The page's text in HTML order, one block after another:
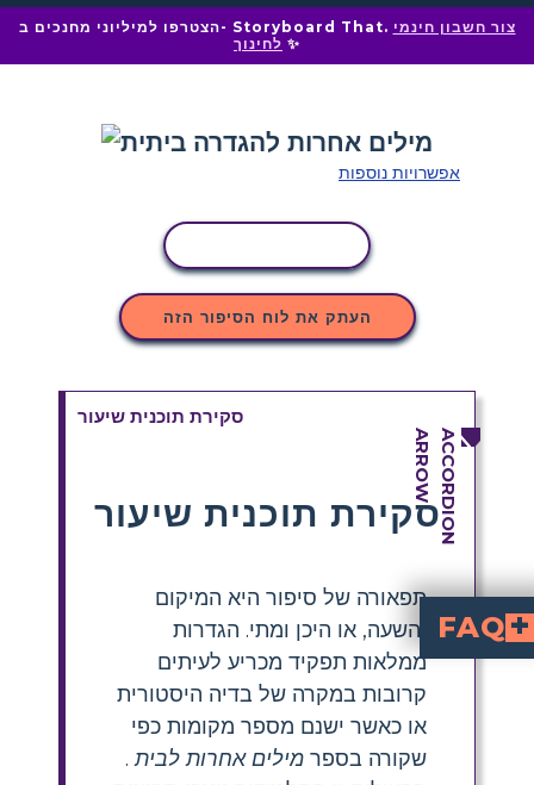
הצטרפו למיליוני מחנכים ב- Storyboard That. צור חשבון חינמי
לחינוך ✨
אפשרויות נוספות
העתק את לוח הסיפור הזה
סקירת תוכנית שיעור
סקירת תוכנית שיעור
תפאורה של סיפור היא המיקום
והשעה, או היכן ומתי. הגדרות
ממלאות תפקיד מכריע לעיתים
קרובות במקרה של בדיה היסטורית
או כאשר ישנם מספר מקומות כפי
שקורה בספר מילים אחרות לבית.
FAQ